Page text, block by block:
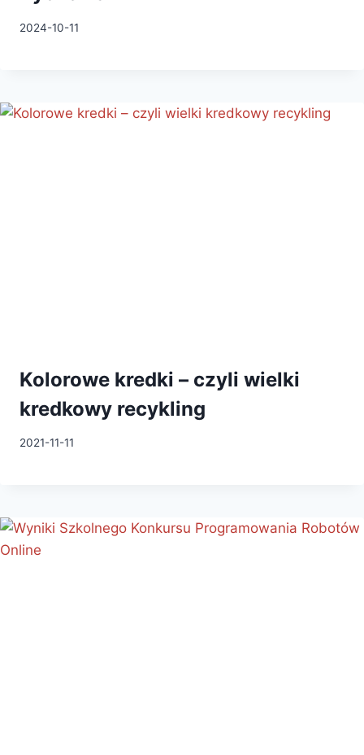
2024-10-11
Kolorowe kredki – czyli wielki
kredkowy recykling
2021-11-11